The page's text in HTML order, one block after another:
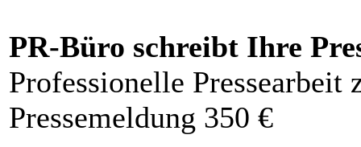
PR-Büro schreibt Ihre
Professionelle Pressearbeit
Pressemeldung 350 €